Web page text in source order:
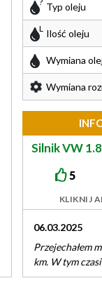
Typ oleju
Ilość oleju
Wymiana
Wymiana
Silnik VW
5
KLIKNIJ
06.03.2025
Przejechałem
km. W tym
Poza tym co